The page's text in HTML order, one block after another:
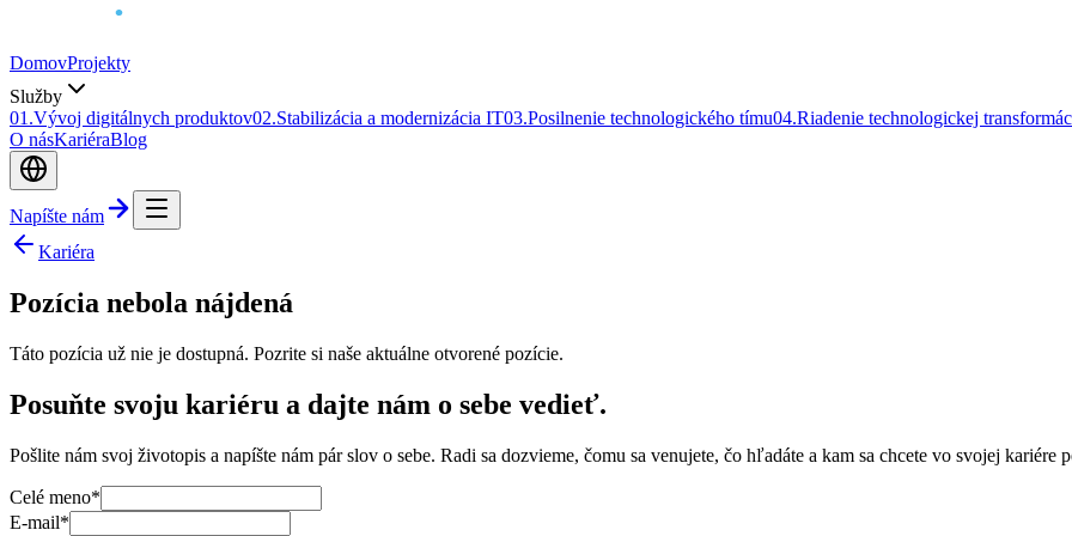
DomovProjekty
Služby
01 .Vývoj digitálnych produktov02.Stabilizácia a modernizácia IT03.Posilnenie technologického tímu04.Riadenie technologickej
O násKariéraBlog
Napíšte nám
Kariéra
Pozícia nebola nájdená
Táto pozícia už nie je dostupná. Pozrite si naše aktuálne otvorené pozície.
Posuňte svoju kariéru a dajte nám o sebe vedieť.
Pošlite nám svoj životopis a napíšte nám pár slov o sebe. Radi sa dozvieme, čomu sa venujete, čo hľadáte a kam sa chcete vo svojej kariére
Celé meno*
E-mail*